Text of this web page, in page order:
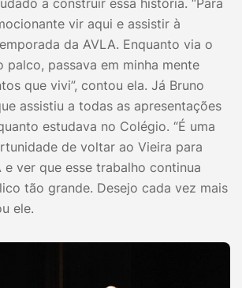
vir aqui e assistir à
da AVLA. Enquanto via o
palco, passava em minha mente
que vivi”, contou ela. Já Bruno
assistiu a todas as apresentações
estudava no Colégio. “É uma
de voltar ao Vieira para
e ver que esse trabalho continua
tão grande. Desejo cada vez mais
ele.